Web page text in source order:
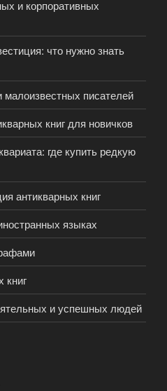
и корпоративных
что нужно знать
малоизвестных писателей
книг для новичков
где купить редкую
антикварных книг
языках
книг
и успешных людей